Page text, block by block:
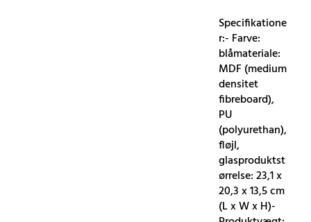
Specifikatione
r:- Farve:
blåmateriale:
MDF (medium
densitet
fibreboard),
PU
(polyurethan),
fløjl,
glasproduktst
ørrelse: 23,1 x
20,3 x 13,5 cm
(L x W x H)-